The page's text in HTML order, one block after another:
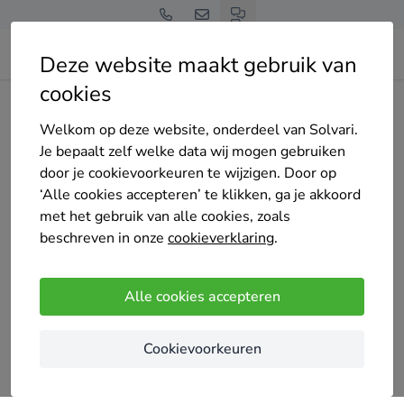
Deze website maakt gebruik van
cookies
Welkom op deze website, onderdeel van Solvari.
Je bepaalt zelf welke data wij mogen gebruiken
door je cookievoorkeuren te wijzigen. Door op
‘Alle cookies accepteren’ te klikken, ga je akkoord
met het gebruik van alle cookies, zoals
beschreven in onze cookieverklaring.
Alle cookies accepteren
Cookievoorkeuren
Home Bedrijven overzicht
Nest Company BV
Nog geen reviews
Nest Company is een innovatief bedrijf